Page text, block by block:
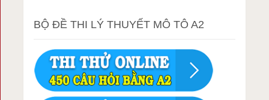
BỘ ĐỀ THI LÝ THUYẾT MÔ TÔ A2